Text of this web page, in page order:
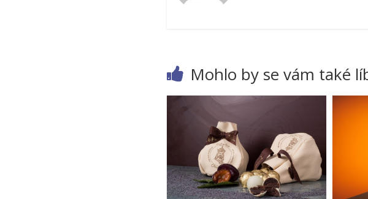
Mohlo by se vám také